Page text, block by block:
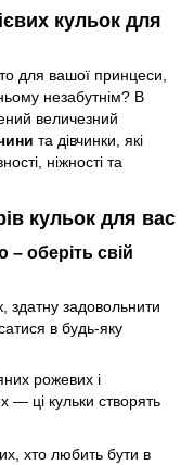
кульок для
для вашої принцеси,
незабутнім? В
величезний
та дівчинки, які
ніжності та
кульок для вас
– оберіть свій
здатну задовольнити
в будь-яку
рожевих і
— ці кульки створять
хто любить бути в